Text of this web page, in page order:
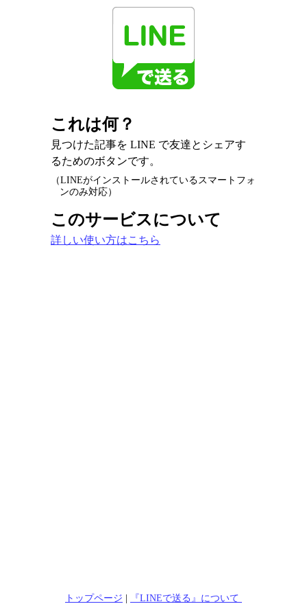
これは何？
見つけた記事を LINE で友達とシェアす
るためのボタンです。
（LINEがインストールされているスマートフォ
ンのみ対応）
このサービスについて
詳しい使い方はこちら
トップページ | 『LINEで送る』について